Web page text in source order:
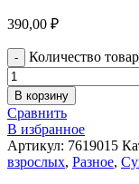
390,00 ₽
Количество
В корзину
Сравнить
В избранное
Артикул: 7619015
взрослых, Разное,